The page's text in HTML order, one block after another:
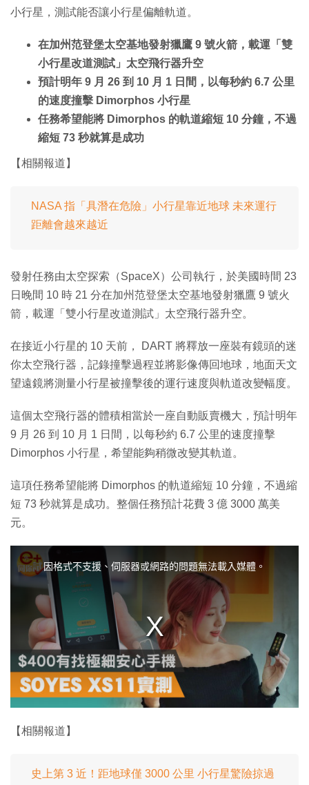
小行星，測試能否讓小行星偏離軌道。
在加州范登堡太空基地發射獵鷹 9 號火箭，載運「雙
小行星改道測試」太空飛行器升空
預計明年 9 月 26 到 10 月 1 日間，以每秒約 6.7 公里
的速度撞擊 Dimorphos 小行星
任務希望能將 Dimorphos 的軌道縮短 10 分鐘，不過
縮短 73 秒就算是成功
【相關報道】
NASA 指「具潛在危險」小行星靠近地球 未來運行
距離會越來越近
發射任務由太空探索（SpaceX）公司執行，於美國時間 23
日晚間 10 時 21 分在加州范登堡太空基地發射獵鷹 9 號火
箭，載運「雙小行星改道測試」太空飛行器升空。
在接近小行星的 10 天前， DART 將釋放一座裝有鏡頭的迷
你太空飛行器，記錄撞擊過程並將影像傳回地球，地面天文
望遠鏡將測量小行星被撞擊後的運行速度與軌道改變幅度。
這個太空飛行器的體積相當於一座自動販賣機大，預計明年
9 月 26 到 10 月 1 日間，以每秒約 6.7 公里的速度撞擊
Dimorphos 小行星，希望能夠稍微改變其軌道。
這項任務希望能將 Dimorphos 的軌道縮短 10 分鐘，不過縮
短 73 秒就算是成功。整個任務預計花費 3 億 3000 萬美
元。
.
因格式不支援、伺服器或網路的問題無法載入媒體。
【相關報道】
史上第 3 近！距地球僅 3000 公里 小行星驚險掠過